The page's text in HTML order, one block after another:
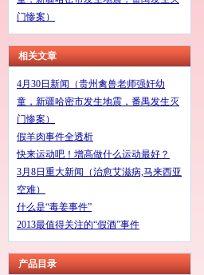
门惨案）
相关文章
4月30日新闻（贵州禽兽老师强奸幼
童，新疆哈密市发生地震，番禺发生灭
门惨案）
假羊肉事件全透析
快来运动吧！增高做什么运动最好？
3月8日重大新闻（治愈艾滋病,马来西亚
空难）
什么是“毒姜事件”
2013最值得关注的“假酒”事件
产品目录